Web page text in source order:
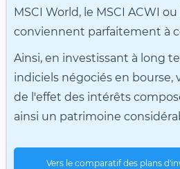
MSCI World, le MSCI ACWI
conviennent parfaitement à
Ainsi, en investissant à long
indiciels négociés en bourse,
de l'effet des intérêts
ainsi un patrimoine
Vers le comparatif des plans